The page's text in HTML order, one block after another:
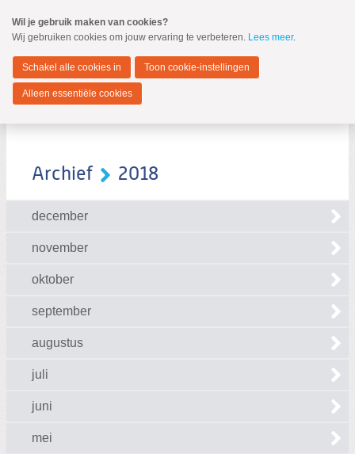
naar
Spring
de
inhoud
Spring
naar
Zwijndrecht
MENU
Zoeken:
Archief 2018
december
november
oktober
september
augustus
juli
juni
mei
Wil je gebruik maken van cookies?
Wij gebruiken cookies om jouw ervaring te verbeteren. Lees meer.
Schakel alle cookies in Toon cookie-instellingen
Alleen essentiële cookies